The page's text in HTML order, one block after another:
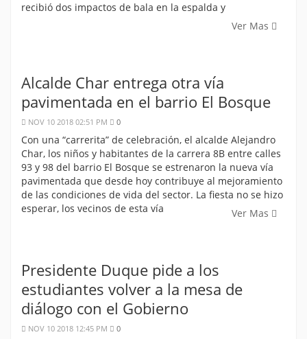
recibió dos impactos de bala en la espalda y
Ver Mas
Alcalde Char entrega otra vía
pavimentada en el barrio El Bosque
NOV 10 2018 02:51 PM 0
Con una “carrerita” de celebración, el alcalde Alejandro
Char, los niños y habitantes de la carrera 8B entre calles
93 y 98 del barrio El Bosque se estrenaron la nueva vía
pavimentada que desde hoy contribuye al mejoramiento
de las condiciones de vida del sector. La fiesta no se hizo
esperar, los vecinos de esta vía
Ver Mas
Presidente Duque pide a los
estudiantes volver a la mesa de
diálogo con el Gobierno
NOV 10 2018 12:45 PM 0